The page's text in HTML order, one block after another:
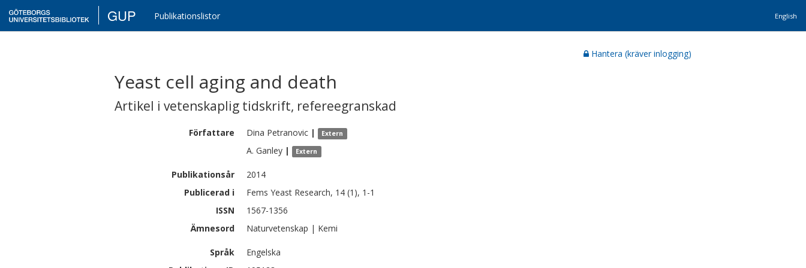
GUP Publikationslistor English
Hantera (kräver inlogging)
Yeast cell aging and death
Artikel i vetenskaplig tidskrift, refereegranskad
Författare Dina Petranovic | Extern
A. Ganley | Extern
Publikationsår
2014
Publicerad i
Fems Yeast Research, 14 (1), 1-1
ISSN
1567-1356
Ämnesord
Naturvetenskap | Kemi
Språk
Engelska